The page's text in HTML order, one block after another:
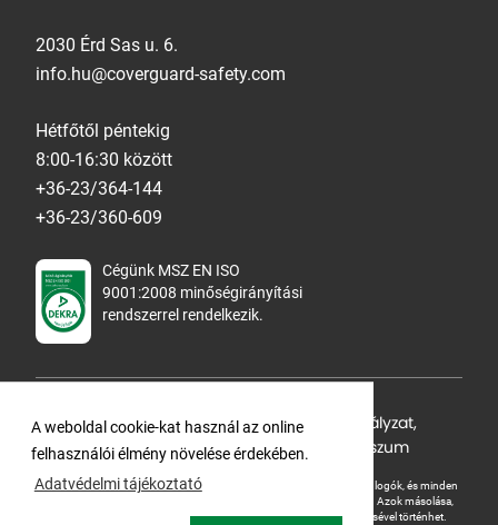
A weboldal cookie-kat használ az online
felhasználói élmény növelése érdekében.
Adatvédelmi tájékoztató
2030 Érd Sas u. 6.
info.hu@coverguard-safety.com
Hétfőtől péntekig
8:00-16:30 között
+36-23/364-144
+36-23/360-609
Cégünk MSZ EN ISO
9001:2008 minőségirányítási
rendszerrel rendelkezik.
Adatvédelmi tájékoztató,Cookie Szabályzat,
Felhasználási feltételek,ÁSZF Impresszum
A Ganteline Kft jelen honlapja szerzői jog által védett. A leírások, fotók, logók, és minden
Azok másolása,
üzleti célú felhasználása kizárólag a jog tulajdonosának beleegyezésével történhet.